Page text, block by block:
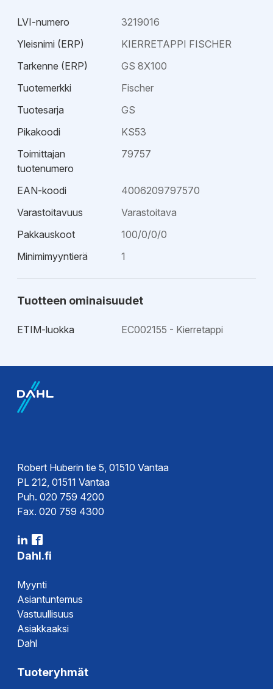
LVI-numero
3219016
Yleisnimi (ERP)
KIERRETAPPI FISCHER
Tarkenne (ERP)
GS 8X100
Tuotemerkki
Fischer
Tuotesarja
GS
Pikakoodi
KS53
Toimittajan
tuotenumero
79757
EAN-koodi
4006209797570
Varastoitavuus
Varastoitava
Pakkauskoot
100/0/0/0
Minimimyyntierä
1
Tuotteen ominaisuudet
ETIM-luokka EC002155 - Kierretappi
Tekninen esite
Robert Huberin tie 5, 01510 Vantaa
PL 212, 01511 Vantaa
Puh. 020 759 4200
Fax. 020 759 4300
Dahl.fi
Myynti
Asiantuntemus
Vastuullisuus
Asiakkaaksi
Dahl
Tuoteryhmät